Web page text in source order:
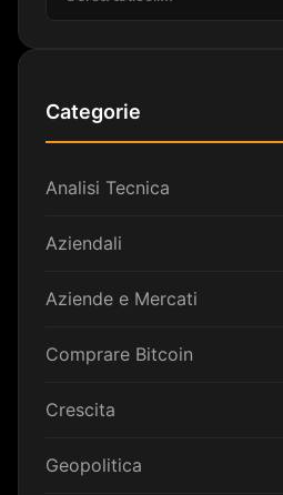
Categorie
Analisi Tecnica
Aziendali
Aziende e Mercati
Comprare Bitcoin
Crescita
Geopolitica